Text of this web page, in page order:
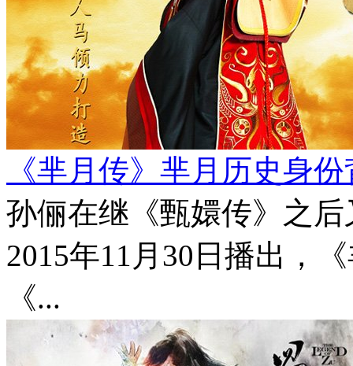
《芈月传》芈月历史身
孙俪在继《甄嬛传》之
2015年11月30日播出，
《...